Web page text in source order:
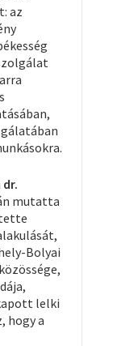
az
dr.
mutatta
Bolyai
lelki
hogy a